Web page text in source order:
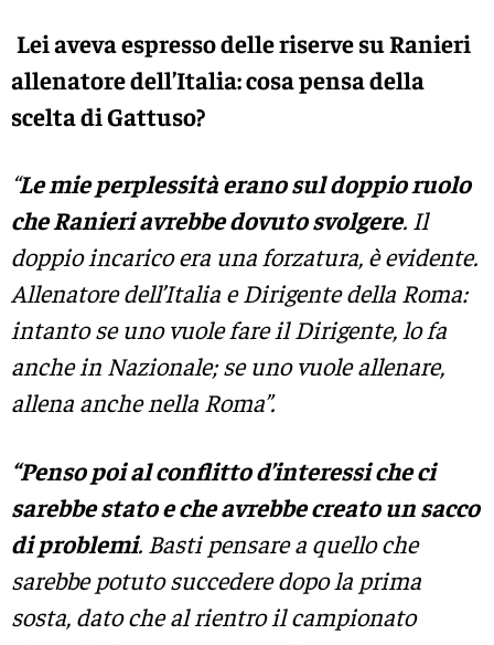
Lei aveva espresso delle riserve su Ranieri
allenatore dell’Italia: cosa pensa della
scelta di Gattuso?
“Le mie perplessità erano sul doppio ruolo
che Ranieri avrebbe dovuto svolgere. Il
doppio incarico era una forzatura, è evidente.
Allenatore dell’Italia e Dirigente della Roma:
intanto se uno vuole fare il Dirigente, lo fa
anche in Nazionale; se uno vuole allenare,
allena anche nella Roma”.
“Penso poi al conflitto d’interessi che ci
sarebbe stato e che avrebbe creato un sacco
di problemi. Basti pensare a quello che
sarebbe potuto succedere dopo la prima
sosta, dato che al rientro il campionato